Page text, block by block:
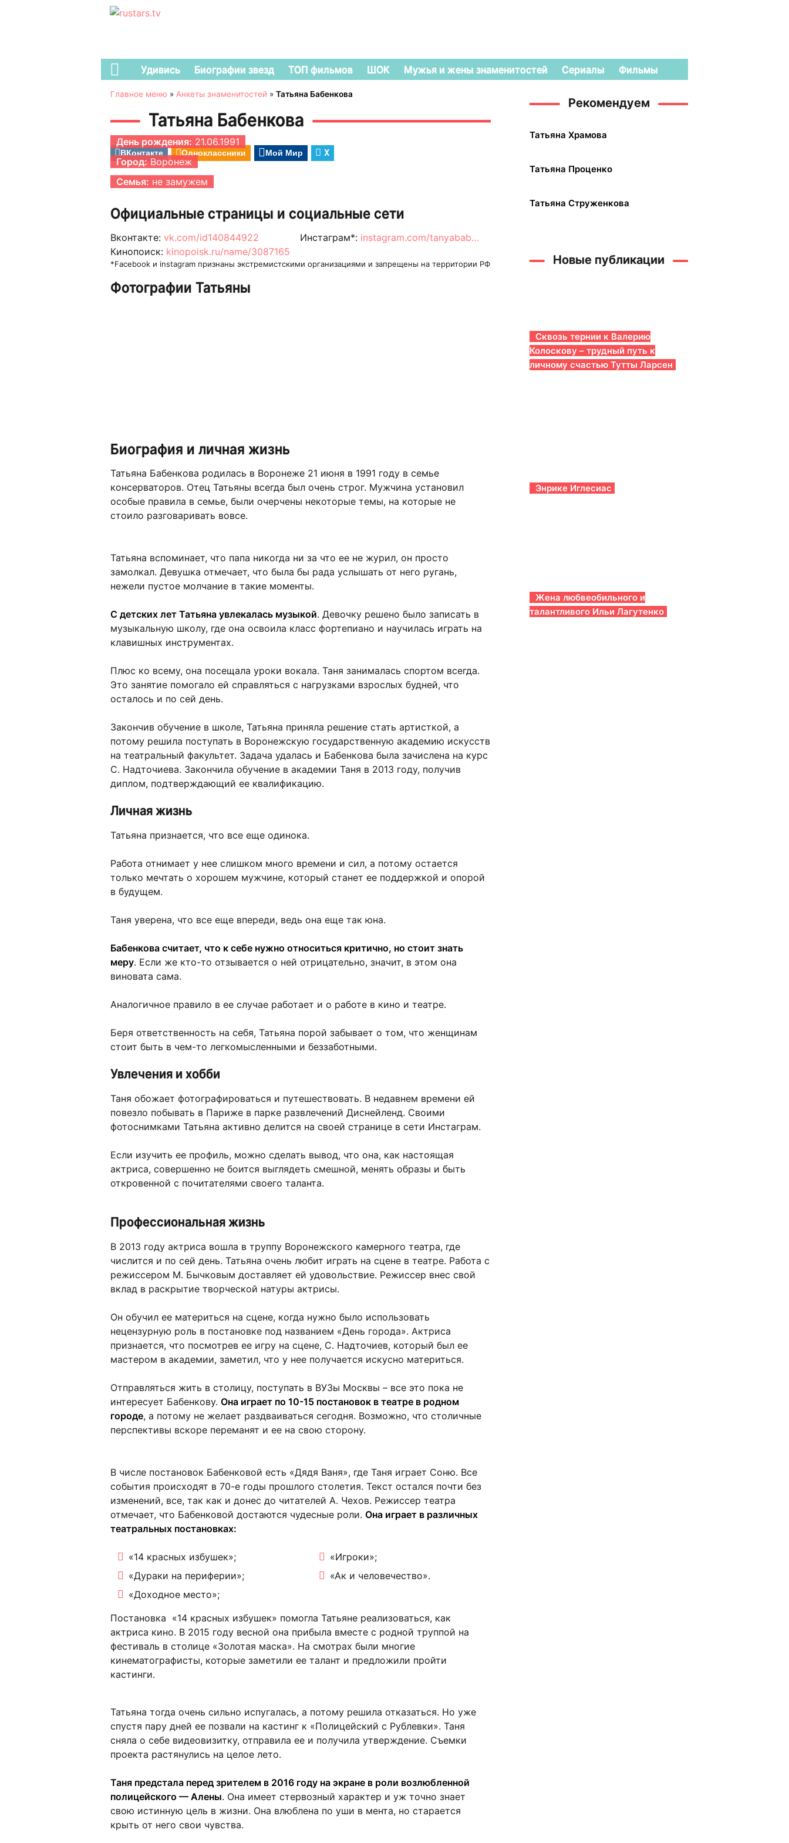
Удивись Биографии звезд ТОП фильмов ШОК Мужья и жены знаменитостей Сериалы Фильмы
Главное меню » Анкеты знаменитостей » Татьяна Бабенкова
Татьяна Бабенкова
ВКонтакте Одноклассники Мой Мир X
День рождения: 21.06.1991
Город: Воронеж
Семья: не замужем
Официальные страницы и социальные сети
Вконтакте: vk.com/id140844922 Инстаграм*: instagram.com/tanyabab…
Кинопоиск: kinopoisk.ru/name/3087165
*Facebook и instagram признаны экстремистскими организациями и запрещены на территории РФ
Фотографии Татьяны
Биография и личная жизнь
Татьяна Бабенкова родилась в Воронеже 21 июня в 1991 году в семье
консерваторов. Отец Татьяны всегда был очень строг. Мужчина установил
особые правила в семье, были очерчены некоторые темы, на которые не
стоило разговаривать вовсе.
Татьяна вспоминает, что папа никогда ни за что ее не журил, он просто
замолкал. Девушка отмечает, что была бы рада услышать от него ругань,
нежели пустое молчание в такие моменты.
С детских лет Татьяна увлекалась музыкой. Девочку решено было записать в
музыкальную школу, где она освоила класс фортепиано и научилась играть на
клавишных инструментах.
Плюс ко всему, она посещала уроки вокала. Таня занималась спортом всегда.
Это занятие помогало ей справляться с нагрузками взрослых будней, что
осталось и по сей день.
Закончив обучение в школе, Татьяна приняла решение стать артисткой, а
потому решила поступать в Воронежскую государственную академию искусств
на театральный факультет. Задача удалась и Бабенкова была зачислена на курс
С. Надточиева. Закончила обучение в академии Таня в 2013 году, получив
диплом, подтверждающий ее квалификацию.
Личная жизнь
Татьяна признается, что все еще одинока.
Работа отнимает у нее слишком много времени и сил, а потому остается
только мечтать о хорошем мужчине, который станет ее поддержкой и опорой
в будущем.
Таня уверена, что все еще впереди, ведь она еще так юна.
Бабенкова считает, что к себе нужно относиться критично, но стоит знать
меру. Если же кто-то отзывается о ней отрицательно, значит, в этом она
виновата сама.
Аналогичное правило в ее случае работает и о работе в кино и театре.
Беря ответственность на себя, Татьяна порой забывает о том, что женщинам
стоит быть в чем-то легкомысленными и беззаботными.
Увлечения и хобби
Таня обожает фотографироваться и путешествовать. В недавнем времени ей
повезло побывать в Париже в парке развлечений Диснейленд. Своими
фотоснимками Татьяна активно делится на своей странице в сети Инстаграм.
Если изучить ее профиль, можно сделать вывод, что она, как настоящая
актриса, совершенно не боится выглядеть смешной, менять образы и быть
откровенной с почитателями своего таланта.
Профессиональная жизнь
В 2013 году актриса вошла в труппу Воронежского камерного театра, где
числится и по сей день. Татьяна очень любит играть на сцене в театре. Работа с
режиссером М. Бычковым доставляет ей удовольствие. Режиссер внес свой
вклад в раскрытие творческой натуры актрисы.
Он обучил ее материться на сцене, когда нужно было использовать
нецензурную роль в постановке под названием «День города». Актриса
признается, что посмотрев ее игру на сцене, С. Надточиев, который был ее
мастером в академии, заметил, что у нее получается искусно материться.
Отправляться жить в столицу, поступать в ВУЗы Москвы – все это пока не
интересует Бабенкову. Она играет по 10-15 постановок в театре в родном
городе, а потому не желает раздваиваться сегодня. Возможно, что столичные
перспективы вскоре переманят и ее на свою сторону.
В числе постановок Бабенковой есть «Дядя Ваня», где Таня играет Соню. Все
события происходят в 70-е годы прошлого столетия. Текст остался почти без
изменений, все, так как и донес до читателей А. Чехов. Режиссер театра
отмечает, что Бабенковой достаются чудесные роли. Она играет в различных
театральных постановках:
«14 красных избушек»;
«Дураки на периферии»;
«Доходное место»;
«Игроки»;
«Ак и человечество».
Постановка «14 красных избушек» помогла Татьяне реализоваться, как
актриса кино. В 2015 году весной она прибыла вместе с родной труппой на
фестиваль в столице «Золотая маска». На смотрах были многие
кинематографисты, которые заметили ее талант и предложили пройти
кастинги.
Татьяна тогда очень сильно испугалась, а потому решила отказаться. Но уже
спустя пару дней ее позвали на кастинг к «Полицейский с Рублевки». Таня
сняла о себе видеовизитку, отправила ее и получила утверждение. Съемки
проекта растянулись на целое лето.
Таня предстала перед зрителем в 2016 году на экране в роли возлюбленной
полицейского — Алены. Она имеет стервозный характер и уж точно знает
свою истинную цель в жизни. Она влюблена по уши в мента, но старается
крыть от него свои чувства.
Рекомендуем
Татьяна Храмова
Татьяна Проценко
Татьяна Струженкова
Новые публикации
Сквозь тернии к Валерию
Колоскову – трудный путь к
личному счастью Тутты Ларсен
Энрике Иглесиас
Жена любвеобильного и
талантливого Ильи Лагутенко